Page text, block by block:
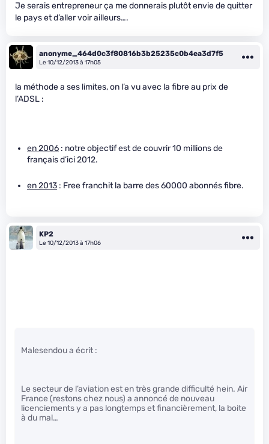
Je serais entrepreneur ça me donnerais plutôt envie de quitter
le pays et d’aller voir ailleurs….
anonyme_464d0c3f80816b3b25235c0b4ea3d7f5
Le 10/12/2013 à 17h05
la méthode a ses limites, on l’a vu avec la fibre au prix de
l’ADSL :
en 2006 : notre objectif est de couvrir 10 millions de
français d’ici 2012.
en 2013 : Free franchit la barre des 60000 abonnés fibre.
KP2
Le 10/12/2013 à 17h06
Malesendou a écrit :
Le secteur de l’aviation est en très grande difficulté hein. Air
France (restons chez nous) a annoncé de nouveau
licenciements y a pas longtemps et financièrement, la boite
à du mal…